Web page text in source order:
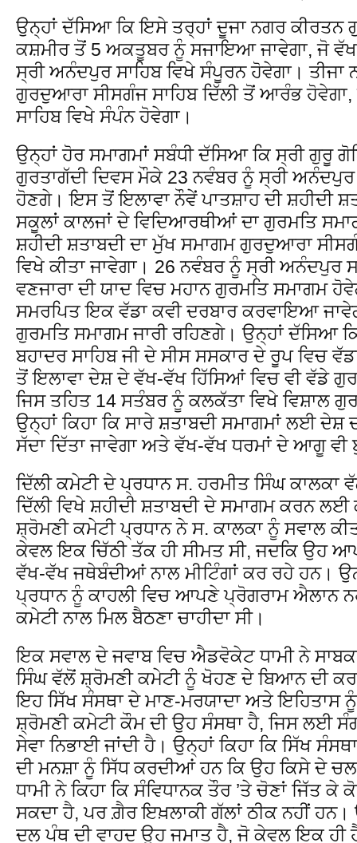
ਉਨ੍ਹਾਂ ਦੱਸਿਆ ਕਿ ਇਸੇ ਤਰ੍ਹਾਂ ਦੂਜਾ ਨਗਰ ਕੀਰਤਨ
ਕਸ਼ਮੀਰ ਤੋਂ 5 ਅਕਤੂਬਰ ਨੂੰ ਸਜਾਇਆ ਜਾਵੇਗਾ, ਜੋ
ਸ੍ਰੀ ਅਨੰਦਪੁਰ ਸਾਹਿਬ ਵਿਖੇ ਸੰਪੂਰਨ ਹੋਵੇਗਾ।
ਗੁਰਦੁਆਰਾ ਸੀਸਗੰਜ ਸਾਹਿਬ ਦਿੱਲੀ ਤੋਂ ਆਰੰਭ
ਸਾਹਿਬ ਵਿਖੇ ਸੰਪੰਨ ਹੋਵੇਗਾ।
ਉਨ੍ਹਾਂ ਹੋਰ ਸਮਾਗਮਾਂ ਸਬੰਧੀ ਦੱਸਿਆ ਕਿ ਸ੍ਰੀ ਗੁਰੂ
ਗੁਰਤਾਗੱਦੀ ਦਿਵਸ ਮੌਕੇ 23 ਨਵੰਬਰ ਨੂੰ ਸ੍ਰੀ ਅਨੰਦਪੁਰ
ਹੋਣਗੇ। ਇਸ ਤੋਂ ਇਲਾਵਾ ਨੌਵੇਂ ਪਾਤਸ਼ਾਹ ਦੀ ਸ਼ਹੀਦੀ
ਸਕੂਲਾਂ ਕਾਲਜਾਂ ਦੇ ਵਿਦਿਆਰਥੀਆਂ ਦਾ ਗੁਰਮਤਿ
ਸ਼ਹੀਦੀ ਸ਼ਤਾਬਦੀ ਦਾ ਮੁੱਖ ਸਮਾਗਮ ਗੁਰਦੁਆਰਾ
ਵਿਖੇ ਕੀਤਾ ਜਾਵੇਗਾ। 26 ਨਵੰਬਰ ਨੂੰ ਸ੍ਰੀ ਅਨੰਦਪੁਰ
ਵਣਜਾਰਾ ਦੀ ਯਾਦ ਵਿਚ ਮਹਾਨ ਗੁਰਮਤਿ ਸਮਾਗਮ
ਸਮਰਪਿਤ ਇਕ ਵੱਡਾ ਕਵੀ ਦਰਬਾਰ ਕਰਵਾਇਆ
ਗੁਰਮਤਿ ਸਮਾਗਮ ਜਾਰੀ ਰਹਿਣਗੇ। ਉਨ੍ਹਾਂ ਦੱਸਿਆ
ਬਹਾਦਰ ਸਾਹਿਬ ਜੀ ਦੇ ਸੀਸ ਸਸਕਾਰ ਦੇ ਰੂਪ ਵਿਚ
ਤੋਂ ਇਲਾਵਾ ਦੇਸ਼ ਦੇ ਵੱਖ-ਵੱਖ ਹਿੱਸਿਆਂ ਵਿਚ ਵੀ ਵੱਡੇ
ਜਿਸ ਤਹਿਤ 14 ਸਤੰਬਰ ਨੂੰ ਕਲਕੱਤਾ ਵਿਖੇ ਵਿਸ਼ਾਲ
ਉਨ੍ਹਾਂ ਕਿਹਾ ਕਿ ਸਾਰੇ ਸ਼ਤਾਬਦੀ ਸਮਾਗਮਾਂ ਲਈ
ਸੱਦਾ ਦਿੱਤਾ ਜਾਵੇਗਾ ਅਤੇ ਵੱਖ-ਵੱਖ ਧਰਮਾਂ ਦੇ ਆਗੂ ਵੀ
ਦਿੱਲੀ ਕਮੇਟੀ ਦੇ ਪ੍ਰਧਾਨ ਸ. ਹਰਮੀਤ ਸਿੰਘ
ਦਿੱਲੀ ਵਿਖੇ ਸ਼ਹੀਦੀ ਸ਼ਤਾਬਦੀ ਦੇ ਸਮਾਗਮ ਕਰਨ
ਸ਼੍ਰੋਮਣੀ ਕਮੇਟੀ ਪ੍ਰਧਾਨ ਨੇ ਸ. ਕਾਲਕਾ ਨੂੰ ਸਵਾਲ
ਕੇਵਲ ਇਕ ਚਿੱਠੀ ਤੱਕ ਹੀ ਸੀਮਤ ਸੀ, ਜਦਕਿ ਉਹ
ਵੱਖ-ਵੱਖ ਜਥੇਬੰਦੀਆਂ ਨਾਲ ਮੀਟਿੰਗਾਂ ਕਰ ਰਹੇ ਹਨ।
ਪ੍ਰਧਾਨ ਨੂੰ ਕਾਹਲੀ ਵਿਚ ਆਪਣੇ ਪ੍ਰੋਗਰਾਮ ਐਲਾਨ
ਕਮੇਟੀ ਨਾਲ ਮਿਲ ਬੈਠਣਾ ਚਾਹੀਦਾ ਸੀ।
ਇਕ ਸਵਾਲ ਦੇ ਜਵਾਬ ਵਿਚ ਐਡਵੋਕੇਟ ਧਾਮੀ ਨੇ
ਸਿੰਘ ਵੱਲੋਂ ਸ਼੍ਰੋਮਣੀ ਕਮੇਟੀ ਨੂੰ ਖੋਹਣ ਦੇ ਬਿਆਨ ਦੀ
ਇਹ ਸਿੱਖ ਸੰਸਥਾ ਦੇ ਮਾਣ-ਮਰਯਾਦਾ ਅਤੇ ਇਹਿਤਾਸ
ਸ਼੍ਰੋਮਣੀ ਕਮੇਟੀ ਕੌਮ ਦੀ ਉਹ ਸੰਸਥਾ ਹੈ, ਜਿਸ ਲਈ
ਸੇਵਾ ਨਿਭਾਈ ਜਾਂਦੀ ਹੈ। ਉਨ੍ਹਾਂ ਕਿਹਾ ਕਿ ਸਿੱਖ
ਦੀ ਮਨਸ਼ਾ ਨੂੰ ਸਿੱਧ ਕਰਦੀਆਂ ਹਨ ਕਿ ਉਹ ਕਿਸੇ ਦੇ
ਧਾਮੀ ਨੇ ਕਿਹਾ ਕਿ ਸੰਵਿਧਾਨਕ ਤੌਰ ’ਤੇ ਚੋਣਾਂ ਜਿੱਤ
ਸਕਦਾ ਹੈ, ਪਰ ਗ਼ੈਰ ਇਖ਼ਲਾਕੀ ਗੱਲਾਂ ਠੀਕ ਨਹੀਂ ਹਨ।
ਦਲ ਪੰਥ ਦੀ ਵਾਹਦ ਉਹ ਜਮਾਤ ਹੈ, ਜੋ ਕੇਵਲ ਇਕ ਹੀ